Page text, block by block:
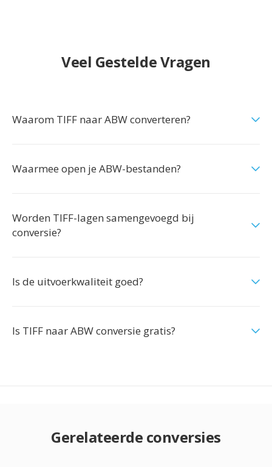
Veel Gestelde Vragen
Waarom TIFF naar ABW converteren?
Waarmee open je ABW-bestanden?
Worden TIFF-lagen samengevoegd bij
conversie?
Is de uitvoerkwaliteit goed?
Is TIFF naar ABW conversie gratis?
Gerelateerde conversies